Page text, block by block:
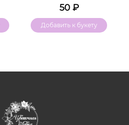
50₽
Добавить к букету